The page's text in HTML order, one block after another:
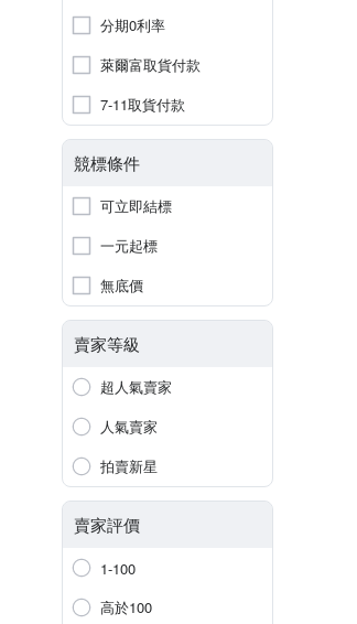
分期0利率
萊爾富取貨付款
7-11取貨付款
競標條件
可立即結標
一元起標
無底價
賣家等級
超人氣賣家
人氣賣家
拍賣新星
賣家評價
1-100
高於100